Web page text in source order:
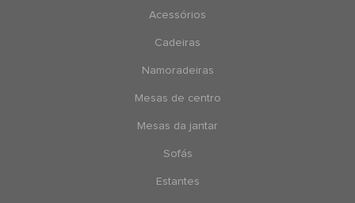
Acessórios
Cadeiras
Namoradeiras
Mesas de centro
Mesas da jantar
Sofás
Estantes